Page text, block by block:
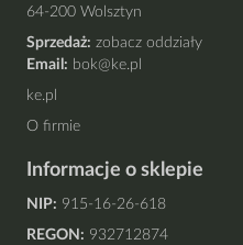
64-200 Wolsztyn
Sprzedaż: zobacz oddziały
Email: bok@ke.pl
ke.pl
O firmie
Informacje o sklepie
NIP: 915-16-26-618
REGON: 932712874